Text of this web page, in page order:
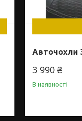
Авточохли
3 990 ₴
В наявності